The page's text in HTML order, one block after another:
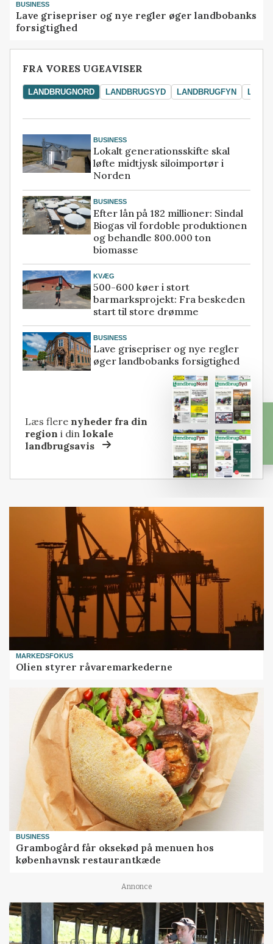
BUSINESS
Lave grisepriser og nye regler øger landbobanks
forsigtighed
FRA VORES UGEAVISER
LANDBRUGNORD LANDBRUGSYD LANDBRUGFYN
BUSINESS
Lokalt generationsskifte skal
løfte midtjysk siloimportør i
Norden
BUSINESS
Efter lån på 182 millioner: Sindal
Biogas vil fordoble produktionen
og behandle 800.000 ton
biomasse
KVÆG
500-600 køer i stort
barmarksprojekt: Fra beskeden
start til store drømme
BUSINESS
Lave grisepriser og nye regler
øger landbobanks forsigtighed
Læs flere nyheder fra din
region i dinlokale
landbrugsavis
MARKEDSFOKUS
Olien styrer råvaremarkederne
BUSINESS
Grambogård får oksekød på menuen hos
københavnsk restaurantkæde
Annonce